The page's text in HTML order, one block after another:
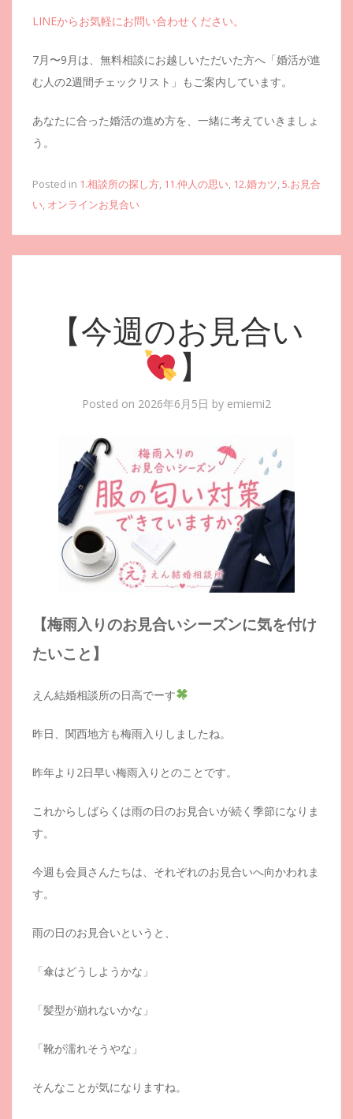
LINEからお気軽にお問い合わせください。
7月〜9月は、無料相談にお越しいただいた方へ「婚活が進
む人の2週間チェックリスト」もご案内しています。
あなたに合った婚活の進め方を、一緒に考えていきましょ
う。
Posted in 1.相談所の探し方, 11.仲人の思い, 12.婚カツ,5.お見合
い, オンラインお見合い
【今週のお見合い
】
Posted on 2026年6月5日 by emiemi2
【梅雨入りのお見合いシーズンに気を付け
たいこと】
えん結婚相談所の日高でーす
昨日、関西地方も梅雨入りしましたね。
昨年より2日早い梅雨入りとのことです。
これからしばらくは雨の日のお見合いが続く季節になりま
す。
今週も会員さんたちは、それぞれのお見合いへ向かわれま
す。
雨の日のお見合いというと、
「傘はどうしようかな」
「髪型が崩れないかな」
「靴が濡れそうやな」
そんなことが気になりますね。